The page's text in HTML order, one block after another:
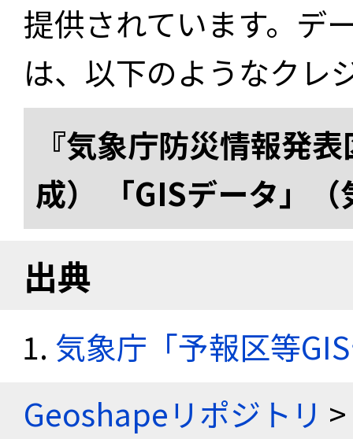
提供されています。デ
は、以下のようなクレ
『気象庁防災情報発
成） 「GISデータ」
出典
気象庁「予報区等
Geoshapeリポジトリ >